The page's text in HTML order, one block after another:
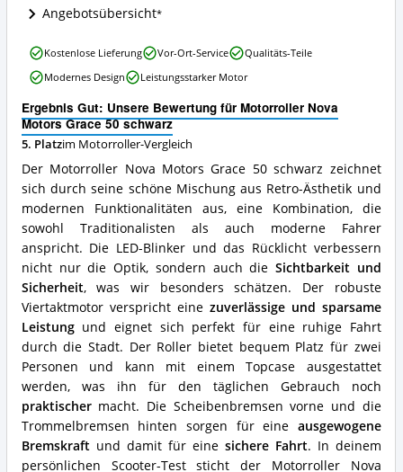
ist
dieser
erhältlich?
Angebotsübersicht
Ergebnis Gut: Unsere Bewertung für Motorroller Nova
Motors Grace 50 schwarz
5. Platzim Motorroller-Vergleich
Der Motorroller Nova Motors Grace 50 schwarz zeichnet
sich durch seine schöne Mischung aus Retro-Ästhetik und
modernen Funktionalitäten aus, eine Kombination, die
sowohl Traditionalisten als auch moderne Fahrer
anspricht. Die LED-Blinker und das Rücklicht verbessern
nicht nur die Optik, sondern auch dieSichtbarkeit und
Sicherheit, was wir besonders schätzen. Der robuste
Viertaktmotor verspricht eine zuverlässige und sparsame
Leistungund eignet sich perfekt für eine ruhige Fahrt
durch die Stadt. Der Roller bietet bequem Platz für zwei
Personen und kann mit einem Topcase ausgestattet
werden, was ihn für den täglichen Gebrauch noch
praktischermacht. Die Scheibenbremsen vorne und die
Trommelbremsen hinten sorgen für eine ausgewogene
Bremskraftund damit für eine sichere Fahrt. In deinem
persönlichen Scooter-Test sticht der Motorroller Nova
Motorroller
Nova
Motors
50
schwarz
Vorteile:
Was
spricht
für
diesen
Motorroller?
Kostenlose Lieferung Vor-Ort-Service
Qualitäts-Teile
Modernes Design
Leistungsstarker Motor